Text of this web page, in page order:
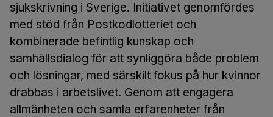
sjukskrivning i Sverige. Initiativet genomfördes
med stöd från Postkodlotteriet och
kombinerade befintlig kunskap och
samhällsdialog för att synliggöra både problem
och lösningar, med särskilt fokus på hur kvinnor
drabbas i arbetslivet. Genom att engagera
allmänheten och samla erfarenheter från